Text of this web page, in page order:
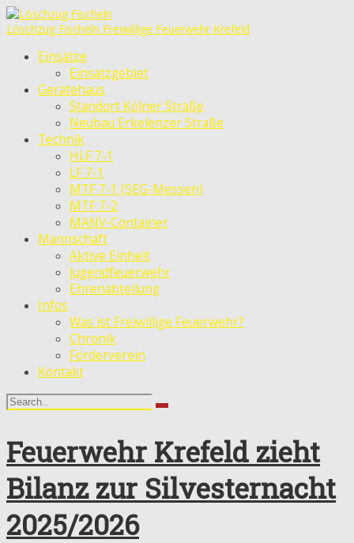
Löschzug Fischeln Freiwillige Feuerwehr Krefeld
Einsätze
Einsatzgebiet
Gerätehaus
Standort Kölner Straße
Neubau Erkelenzer Straße
Technik
HLF 7-1
LF 7-1
MTF 7-1 (SEG-Messen)
MTF 7-2
MANV-Container
Mannschaft
Aktive Einheit
Jugendfeuerwehr
Ehrenabteilung
Infos
Was ist Freiwillige Feuerwehr?
Chronik
Förderverein
Kontakt
Feuerwehr Krefeld zieht
Bilanz zur Silvesternacht
2025/2026